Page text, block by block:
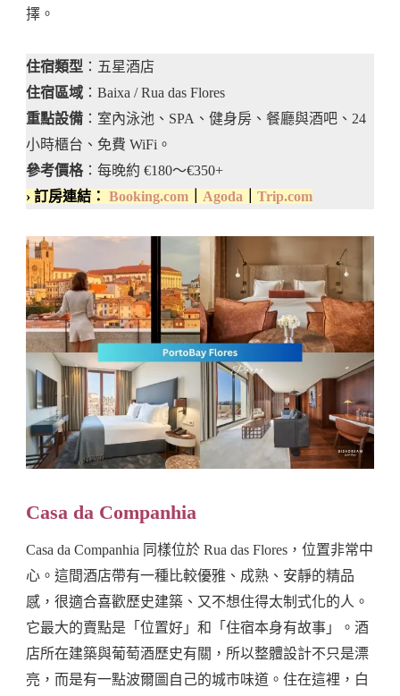
擇。
住宿類型 ：五星酒店
住宿區域 ：Baixa / Rua das Flores
重點設備 ：室內泳池、SPA、健身房、餐廳與酒吧、24
小時櫃台、免費 WiFi。
參考價格：每晚約 €180～€350+
› 訂房連結： Booking.com Agoda Trip.com
Casa da Companhia
Casa da Companhia 同樣位於 Rua das Flores，位置非常中
心。這間酒店帶有一種比較優雅、成熟、安靜的精品
感，很適合喜歡歷史建築、又不想住得太制式化的人。
它最大的賣點是「位置好」和「住宿本身有故事」。酒
店所在建築與葡萄酒歷史有關，所以整體設計不只是漂
亮，而是有一點波爾圖自己的城市味道。住在這裡，白